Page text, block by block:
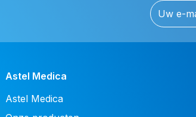
Astel Medica
Astel Medica